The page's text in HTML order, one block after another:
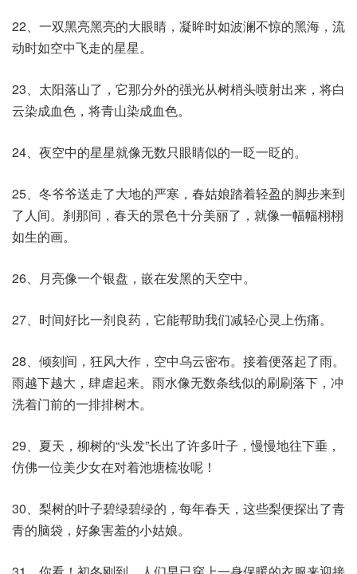
22、一双黑亮黑亮的大眼睛，凝眸时如波澜不惊的黑海，流
动时如空中飞走的星星。
23、太阳落山了，它那分外的强光从树梢头喷射出来，将白
云染成血色，将青山染成血色。
24、夜空中的星星就像无数只眼睛似的一眨一眨的。
25、冬爷爷送走了大地的严寒，春姑娘踏着轻盈的脚步来到
了人间。刹那间，春天的景色十分美丽了，就像一幅幅栩栩
如生的画。
26、月亮像一个银盘，嵌在发黑的天空中。
27、时间好比一剂良药，它能帮助我们减轻心灵上伤痛。
28、倾刻间，狂风大作，空中乌云密布。接着便落起了雨。
雨越下越大，肆虐起来。雨水像无数条线似的刷刷落下，冲
洗着门前的一排排树木。
29、夏天，柳树的“头发”长出了许多叶子，慢慢地往下垂，
仿佛一位美少女在对着池塘梳妆呢！
30、梨树的叶子碧绿碧绿的，每年春天，这些梨便探出了青
青的脑袋，好象害羞的小姑娘。